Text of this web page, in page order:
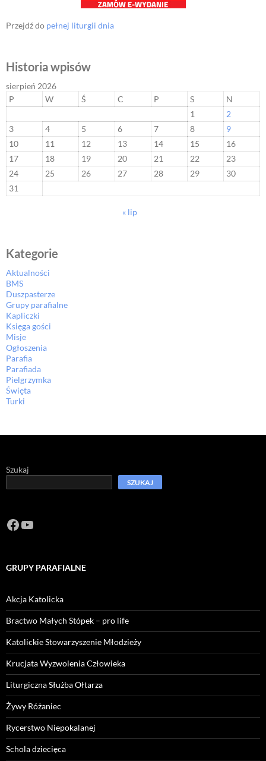
Przejdź do pełnej liturgii dnia
Historia wpisów
sierpień 2026
P
W Ś C P S
N
1
2
3
4 5 6 7 8
9
10
11 12 13 14 15
16
17
18 19 20 21 22
23
24
25 26 27 28 29
30
31
« lip
Kategorie
Aktualności
BMS
Duszpasterze
Grupy parafialne
Kapliczki
Księga gości
Misje
Ogłoszenia
Parafia
Parafiada
Pielgrzymka
Święta
Turki
Szukaj
SZUKAJ
Facebook
https://www.youtube.com/channel/
GRUPY PARAFIALNE
Akcja Katolicka
Bractwo Małych Stópek – pro life
Katolickie Stowarzyszenie Młodzieży
Krucjata Wyzwolenia Człowieka
Liturgiczna Służba Ołtarza
Żywy Różaniec
Rycerstwo Niepokalanej
Schola dziecięca